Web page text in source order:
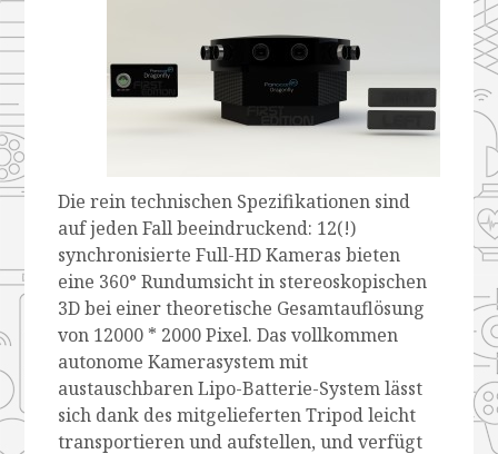
Die rein technischen Spezifikationen sind
auf jeden Fall beeindruckend: 12(!)
synchronisierte Full-HD Kameras bieten
eine 360° Rundumsicht in stereoskopischen
3D bei einer theoretische Gesamtauflösung
von 12000 * 2000 Pixel. Das vollkommen
autonome Kamerasystem mit
austauschbaren Lipo-Batterie-System lässt
sich dank des mitgelieferten Tripod leicht
transportieren und aufstellen, und verfügt